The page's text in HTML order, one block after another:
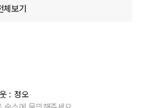
체보기
: 정오